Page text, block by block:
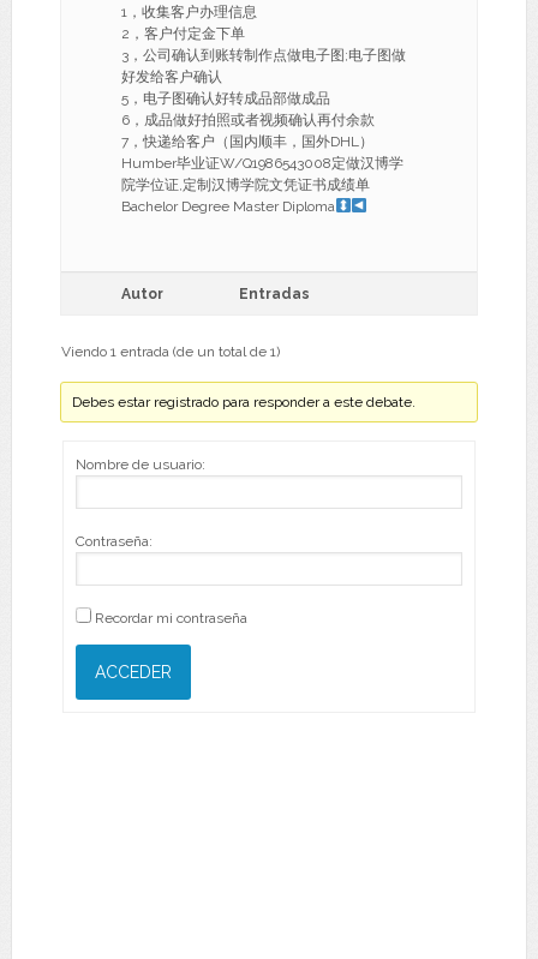
1，收集客户办理信息
2，客户付定金下单
3，公司确认到账转制作点做电子图;电子图做
好发给客户确认
5，电子图确认好转成品部做成品
6，成品做好拍照或者视频确认再付余款
7，快递给客户（国内顺丰，国外DHL）
Humber毕业证W/Q1986543008定做汉博学
院学位证,定制汉博学院文凭证书成绩单
Bachelor Degree Master Diploma
Autor Entradas
Viendo 1 entrada (de un total de 1)
Debes estar registrado para responder a este debate.
Nombre de usuario:
Contraseña:
Recordar mi contraseña
ACCEDER